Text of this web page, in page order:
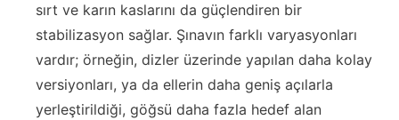
sırt ve karın kaslarını da güçlendiren bir
stabilizasyon sağlar. Şınavın farklı varyasyonları
vardır; örneğin, dizler üzerinde yapılan daha kolay
versiyonları, ya da ellerin daha geniş açılarla
yerleştirildiği, göğsü daha fazla hedef alan